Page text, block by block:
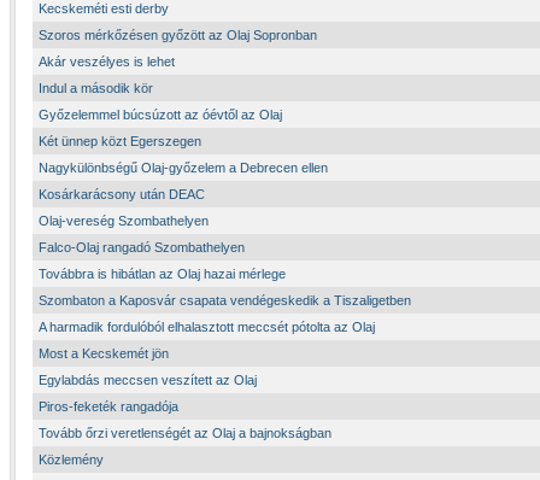
Kecskeméti esti derby
Szoros mérkőzésen győzött az Olaj Sopronban
Akár veszélyes is lehet
Indul a második kör
Győzelemmel búcsúzott az óévtől az Olaj
Két ünnep közt Egerszegen
Nagykülönbségű Olaj-győzelem a Debrecen ellen
Kosárkarácsony után DEAC
Olaj-vereség Szombathelyen
Falco-Olaj rangadó Szombathelyen
Továbbra is hibátlan az Olaj hazai mérlege
Szombaton a Kaposvár csapata vendégeskedik a Tiszaligetben
A harmadik fordulóból elhalasztott meccsét pótolta az Olaj
Most a Kecskemét jön
Egylabdás meccsen veszített az Olaj
Piros-feketék rangadója
Tovább őrzi veretlenségét az Olaj a bajnokságban
Közlemény